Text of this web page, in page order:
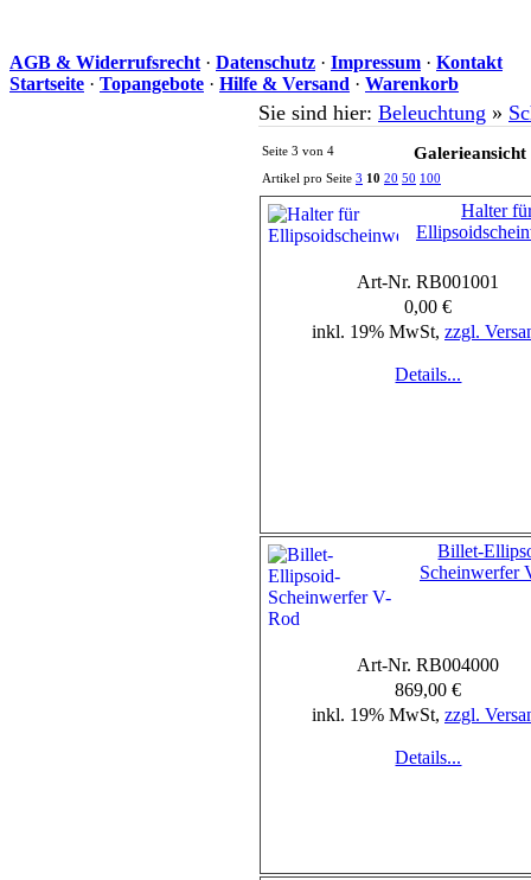
AGB & Widerrufsrecht · Datenschutz · Impressum · Kontakt
Startseite · Topangebote · Hilfe & Versand · Warenkorb
Sie sind hier: Beleuchtung »
Seite 3 von 4 Galerieansicht
Artikel pro Seite 3 10 20 50 100
Halter
Art-Nr. RB001001
0,00 €
inkl. 19% MwSt, zzgl.
Details...
Billet-
Scheinwerfer
Art-Nr. RB004000
869,00 €
inkl. 19% MwSt, zzgl.
Details...